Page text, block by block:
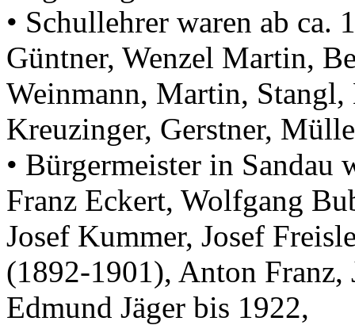
• Schullehrer waren ab ca.
Güntner, Wenzel Martin,
Weinmann, Martin,
Kreuzinger, Gerstner,
• Bürgermeister in Sandau
Franz Eckert, Wolfgang
Josef Kummer, Josef
(1892-1901), Anton Franz,
Edmund Jäger bis 1922,